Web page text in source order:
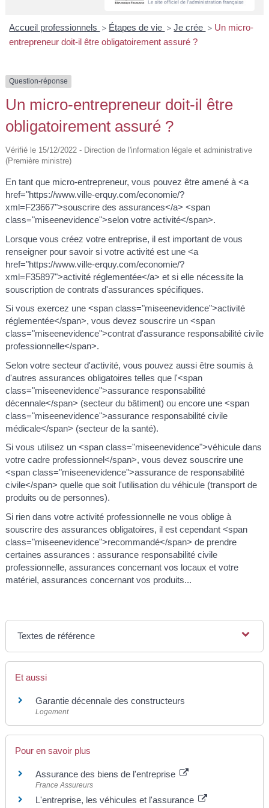
IE
Accueil professionnels > Étapes de vie > Je crée > Un micro-
entrepreneur doit-il être obligatoirement assuré ?
Question-réponse
Un micro-entrepreneur doit-il être
obligatoirement assuré ?
Vérifié le 15/12/2022 - Direction de l'information légale et administrative
(Première ministre)
En tant que micro-entrepreneur, vous pouvez être amené à <a
href="https://www.ville-erquy.com/economie/?
xml=F23667">souscrire des assurances</a> <span
class="miseenevidence">selon votre activité</span>.
Lorsque vous créez votre entreprise, il est important de vous
renseigner pour savoir si votre activité est une <a
href="https://www.ville-erquy.com/economie/?
xml=F35897">activité réglementée</a> et si elle nécessite la
souscription de contrats d'assurances spécifiques.
Si vous exercez une <span class="miseenevidence">activité
réglementée</span>, vous devez souscrire un <span
class="miseenevidence">contrat d'assurance responsabilité civile
professionnelle</span>.
Selon votre secteur d'activité, vous pouvez aussi être soumis à
d'autres assurances obligatoires telles que l'<span
class="miseenevidence">assurance responsabilité
décennale</span> (secteur du bâtiment) ou encore une <span
class="miseenevidence">assurance responsabilité civile
médicale</span> (secteur de la santé).
Si vous utilisez un <span class="miseenevidence">véhicule dans
votre cadre professionnel</span>, vous devez souscrire une
<span class="miseenevidence">assurance de responsabilité
civile</span> quelle que soit l'utilisation du véhicule (transport de
produits ou de personnes).
Si rien dans votre activité professionnelle ne vous oblige à
souscrire des assurances obligatoires, il est cependant <span
class="miseenevidence">recommandé</span> de prendre
certaines assurances : assurance responsabilité civile
professionnelle, assurances concernant vos locaux et votre
matériel, assurances concernant vos produits...
Textes de référence
Et aussi
Garantie décennale des constructeurs
Logement
Pour en savoir plus
Assurance des biens de l'entreprise
France Assureurs
L'entreprise, les véhicules et l'assurance